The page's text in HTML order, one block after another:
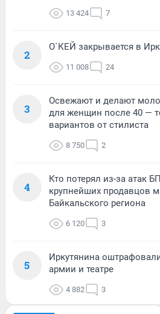
13 424 7
2
О`КЕЙ закрывается в
11 008 24
3
Освежают и делают
для женщин после 40 —
вариантов от стилиста
8 750 2
4
Кто потерял из-за атак
крупнейших продавцов
Байкальского региона
6 120 3
5
Иркутянина
армии и театре
4 882 3